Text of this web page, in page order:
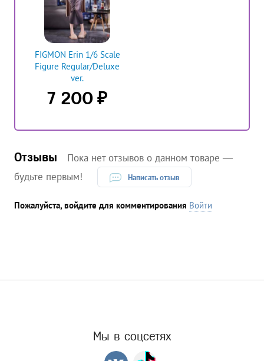
FIGMON Erin 1/6 Scale
Figure Regular/Deluxe
ver.
7 200 ₽
Отзывы
Пока нет отзывов о данном товаре —
будьте первым!
Написать отзыв
Пожалуйста, войдите для комментирования Войти
Мы в соцсетях